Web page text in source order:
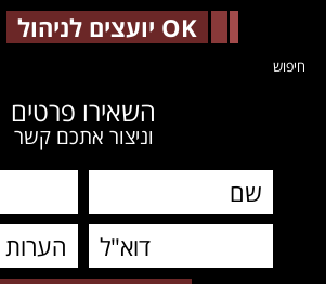
OK יועצים לניהול
חיפוש
השאירו פרטים
וניצור אתכם קשר